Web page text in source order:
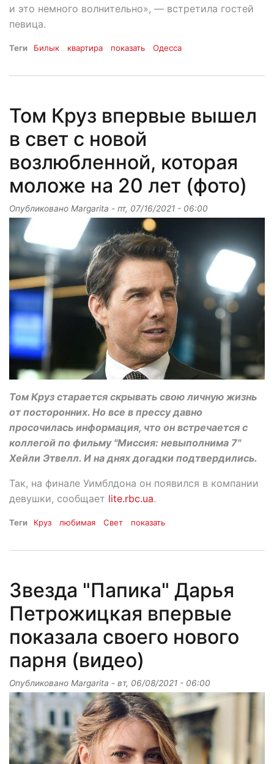
и это немного волнительно», — встретила гостей
певица.
Теги Билык квартира показать Одесса
Том Круз впервые вышел
в свет с новой
возлюбленной, которая
моложе на 20 лет (фото)
Опубликовано Margarita - пт, 07/16/2021 - 06:00
Том Круз старается скрывать свою личную жизнь
от посторонних. Но все в прессу давно
просочилась информация, что он встречается с
коллегой по фильму "Миссия: невыполнима 7"
Хейли Этвелл. И на днях догадки подтвердились.
Так, на финале Уимблдона он появился в компании
девушки, сообщает lite.rbc.ua.
Теги Круз любимая Свет показать
Звезда "Папика" Дарья
Петрожицкая впервые
показала своего нового
парня (видео)
Опубликовано Margarita - вт, 06/08/2021 - 06:00